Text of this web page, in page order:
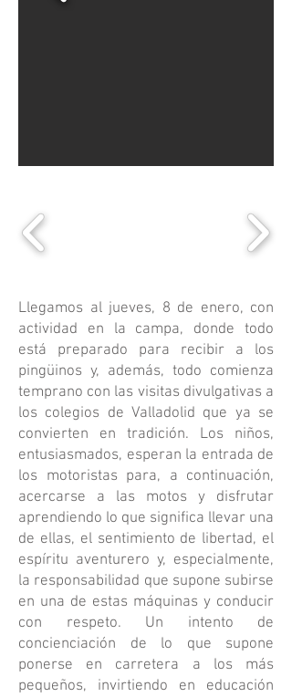
Llegamos al jueves, 8 de enero, con
actividad en la campa, donde todo
está preparado para recibir a los
pingüinos y, además, todo comienza
temprano con las visitas divulgativas a
los colegios de Valladolid que ya se
convierten en tradición. Los niños,
entusiasmados, esperan la entrada de
los motoristas para, a continuación,
acercarse a las motos y disfrutar
aprendiendo lo que significa llevar una
de ellas, el sentimiento de libertad, el
espíritu aventurero y, especialmente,
la responsabilidad que supone subirse
en una de estas máquinas y conducir
con respeto. Un intento de
concienciación de lo que supone
ponerse en carretera a los más
pequeños, invirtiendo en educación